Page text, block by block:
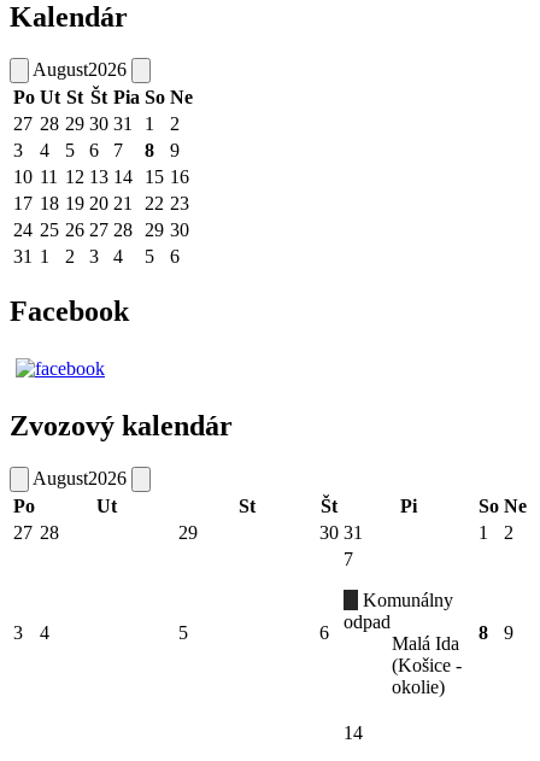
Kalendár
August2026
Po Ut St Št Pia So Ne
27 28 29 30 31 1
2
3
4 5 6 7 8
9
10 11 12 13 14 15 16
17 18 19 20 21 22 23
24 25 26 27 28 29 30
31 1 2 3 4 5 6
Facebook
Zvozový kalendár
August2026
Po
Ut St Št Pi So Ne
27 28 29 30 31 1 2
3 4 5 6
7
Komunálny
odpad
Malá Ida
(Košice -
okolie)
8 9
14